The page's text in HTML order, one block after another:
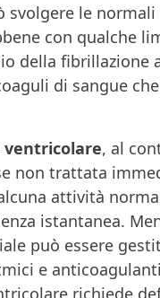
svolgere le
con qualche
della fibrillazione
di sangue
, al
non trattata
attività
istantanea.
può essere
e
richiede